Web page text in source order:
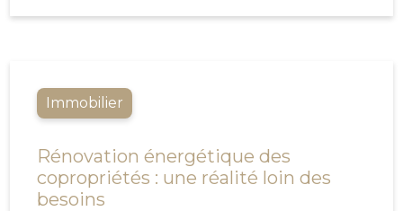
Immobilier
Rénovation énergétique des
copropriétés : une réalité loin des
besoins